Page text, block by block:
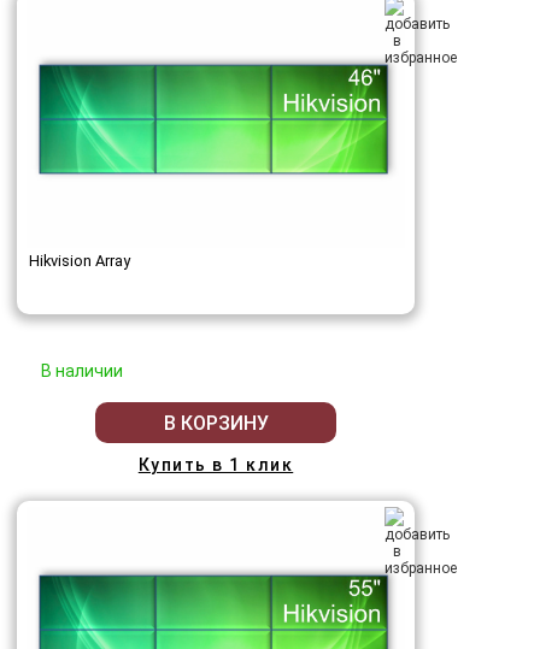
Hikvision Array
В наличии
В КОРЗИНУ
Купить в 1 клик